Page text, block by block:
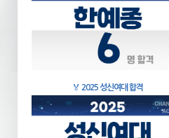
🏅 2025 성신여대 합격